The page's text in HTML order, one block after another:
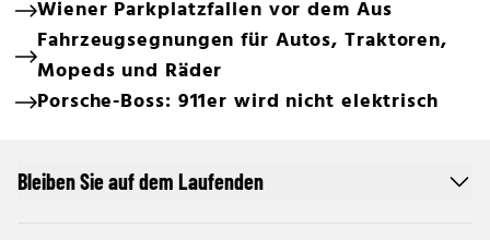
Wiener Parkplatzfallen vor dem Aus
Fahrzeugsegnungen für Autos, Traktoren,
Mopeds und Räder
Porsche-Boss: 911er wird nicht elektrisch
Bleiben Sie auf dem Laufenden